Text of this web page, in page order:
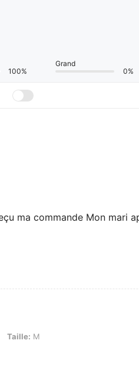
100%
Grand
0%
ma commande Mon mari
Taille: M